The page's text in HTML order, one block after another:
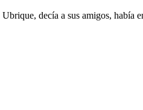
decía a sus amigos, había